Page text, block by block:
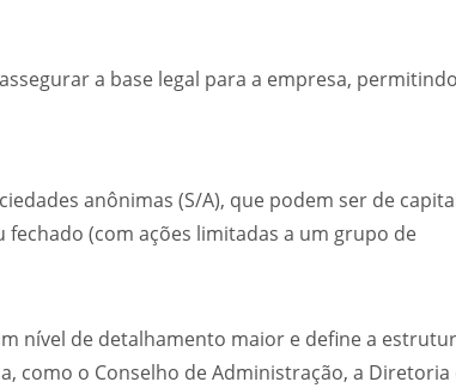
a base legal para a empresa, permitindo
anônimas (S/A), que podem ser de
(com ações limitadas a um grupo de
nível de detalhamento maior e define a
como o Conselho de Administração, a Diretoria